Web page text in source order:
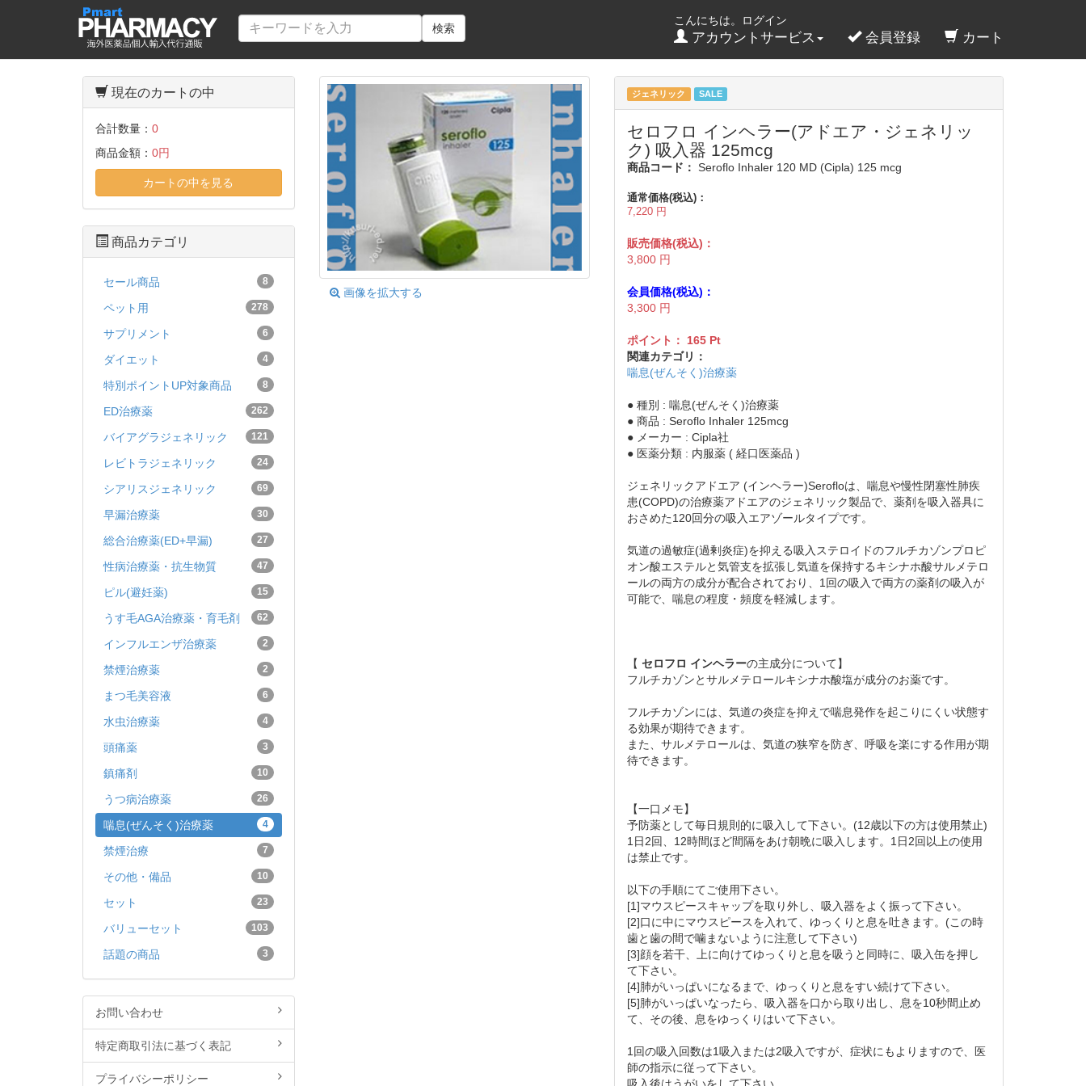
検索
こんにちは。ログイン
アカウントサービス 会員登録 カート
画像を拡大する
ジェネリック SALE
セロフロ インヘラー(アドエア・ジェネリッ
ク) 吸入器 125mcg
商品コード： Seroflo Inhaler 120 MD (Cipla) 125 mcg
通常価格(税込)：
7,220 円
販売価格(税込)：
3,800 円
会員価格(税込)：
3,300 円
ポイント： 165 Pt
関連カテゴリ：
喘息(ぜんそく)治療薬
● 種別 : 喘息(ぜんそく)治療薬
● 商品 : Seroflo Inhaler 125mcg
● メーカー : Cipla社
● 医薬分類 : 内服薬 ( 経口医薬品 )
ジェネリックアドエア (インヘラー)Serofloは、喘息や慢性閉塞性肺疾
患(COPD)の治療薬アドエアのジェネリック製品で、薬剤を吸入器具に
おさめた120回分の吸入エアゾールタイプです。
気道の過敏症(過剰炎症)を抑える吸入ステロイドのフルチカゾンプロピ
オン酸エステルと気管支を拡張し気道を保持するキシナホ酸サルメテロ
ールの両方の成分が配合されており、1回の吸入で両方の薬剤の吸入が
可能で、喘息の程度・頻度を軽減します。
【 セロフロ インヘラーの主成分について】
フルチカゾンとサルメテロールキシナホ酸塩が成分のお薬です。
フルチカゾンには、気道の炎症を抑えで喘息発作を起こりにくい状態す
る効果が期待できます。
また、サルメテロールは、気道の狭窄を防ぎ、呼吸を楽にする作用が期
待できます。
【一口メモ】
予防薬として毎日規則的に吸入して下さい。(12歳以下の方は使用禁止)
1日2回、12時間ほど間隔をあけ朝晩に吸入します。1日2回以上の使用
は禁止です。
以下の手順にてご使用下さい。
[1]マウスピースキャップを取り外し、吸入器をよく振って下さい。
[2]口に中にマウスピースを入れて、ゆっくりと息を吐きます。(この時
歯と歯の間で噛まないように注意して下さい)
[3]顔を若干、上に向けてゆっくりと息を吸うと同時に、吸入缶を押し
て下さい。
[4]肺がいっぱいになるまで、ゆっくりと息をすい続けて下さい。
[5]肺がいっぱいなったら、吸入器を口から取り出し、息を10秒間止め
て、その後、息をゆっくりはいて下さい。
1回の吸入回数は1吸入または2吸入ですが、症状にもよりますので、医
師の指示に従って下さい。
現在のカートの中
合計数量： 0
商品金額： 0円
カートの中を見る
商品カテゴリ
セール商品 8
ペット用 278
サプリメント 6
ダイエット 4
特別ポイントUP対象商品 8
ED治療薬 262
バイアグラジェネリック 121
レビトラジェネリック 24
シアリスジェネリック 69
早漏治療薬 30
総合治療薬(ED+早漏) 27
性病治療薬・抗生物質 47
ピル(避妊薬) 15
うす毛AGA治療薬・育毛剤 62
インフルエンザ治療薬 2
禁煙治療薬 2
まつ毛美容液 6
水虫治療薬 4
頭痛薬 3
鎮痛剤 10
うつ病治療薬 26
喘息(ぜんそく)治療薬 4
禁煙治療 7
その他・備品 10
セット 23
バリューセット 103
話題の商品 3
お問い合わせ
特定商取引法に基づく表記
プライバシーポリシー